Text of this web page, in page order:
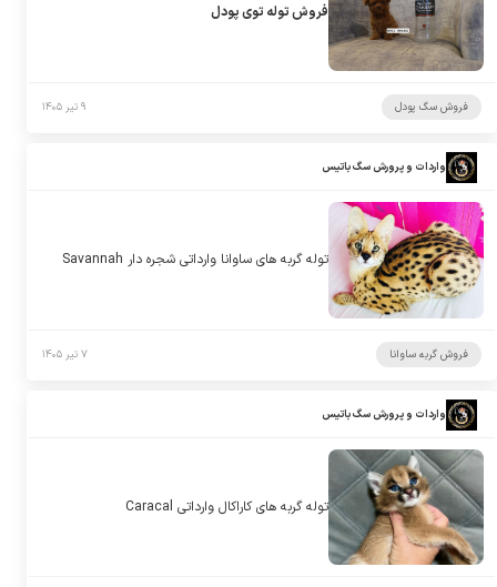
فروش توله توی پودل
فروش سگ پودل ۹ تیر ۱۴۰۵
واردات و پرورش سگ باتیس
توله گربه های ساوانا وارداتی شجره دار Savannah
فروش گربه ساوانا ۷ تیر ۱۴۰۵
واردات و پرورش سگ باتیس
توله گربه های کاراکال وارداتی Caracal